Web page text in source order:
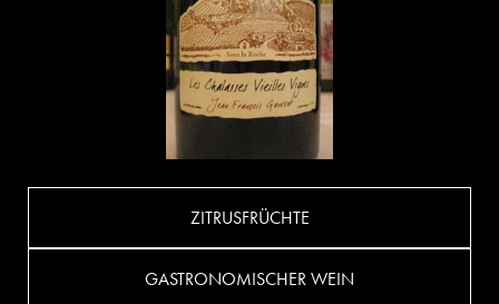
ZITRUSFRÜCHTE
GASTRONOMISCHER WEIN